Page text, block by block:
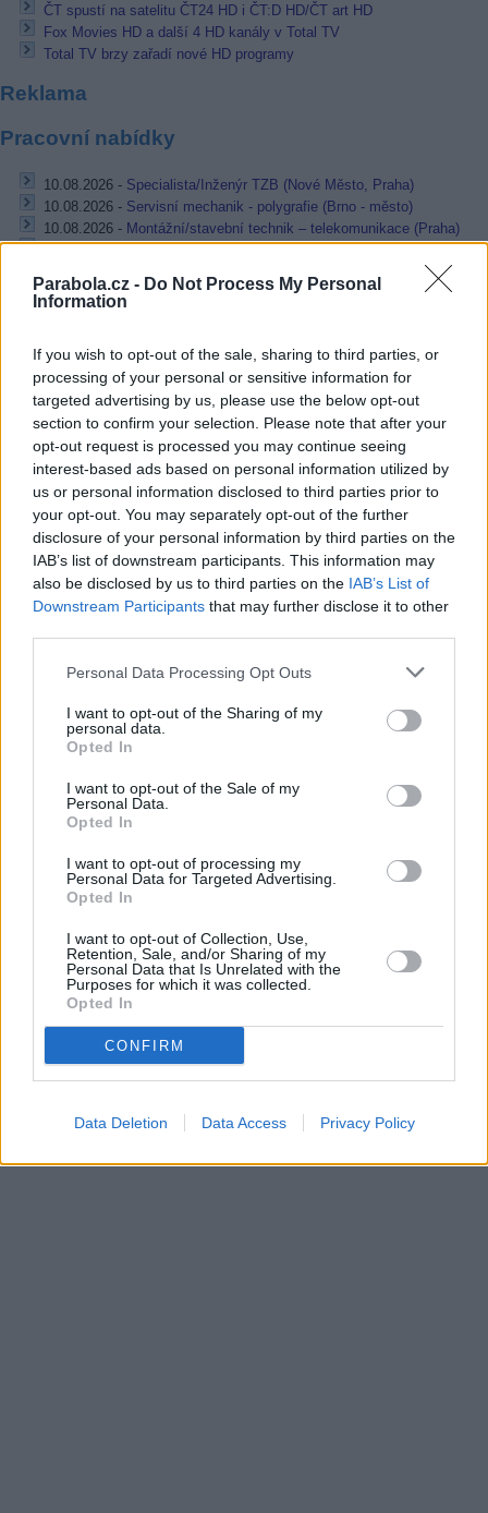
Parabola.cz - Do Not Process My Personal
Information
If you wish to opt-out of the sale, sharing to third parties, or
processing of your personal or sensitive information for
targeted advertising by us, please use the below opt-out
section to confirm your selection. Please note that after your
opt-out request is processed you may continue seeing
interest-based ads based on personal information utilized by
us or personal information disclosed to third parties prior to
your opt-out. You may separately opt-out of the further
disclosure of your personal information by third parties on the
IAB’s list of downstream participants. This information may
also be disclosed by us to third parties on the IAB’s List of
Downstream Participants that may further disclose it to other
Personal Data Processing Opt Outs
I want to opt-out of the Sharing of my
personal data.
Opted In
I want to opt-out of the Sale of my
Personal Data.
Opted In
I want to opt-out of processing my
Personal Data for Targeted Advertising.
Opted In
I want to opt-out of Collection, Use,
Retention, Sale, and/or Sharing of my
Personal Data that Is Unrelated with the
Purposes for which it was collected.
Opted In
CONFIRM
Data Deletion Data Access Privacy Policy
ČT spustí na satelitu ČT24 HD i ČT:D HD/ČT art HD
Fox Movies HD a další 4 HD kanály v Total TV
Total TV brzy zařadí nové HD programy
Reklama
Pracovní nabídky
10.08.2026 - Specialista/Inženýr TZB (Nové Město, Praha)
10.08.2026 - Servisní mechanik - polygrafie (Brno - město)
10.08.2026 - Montážní/stavební technik – telekomunikace (Praha)
10.08.2026 -Dokumentarista optických sítí (Horní Počernice, Praha)
... další nabídky zaměstnání
Vybrané články
Prima sport - co nabídne v prvním
vysílacím týdnu
Kdy a kde bude Prima sport k
naladění na Skylinku
O webu parabola.cz•O souborech cookies•
Dovolená u moře •Bazény